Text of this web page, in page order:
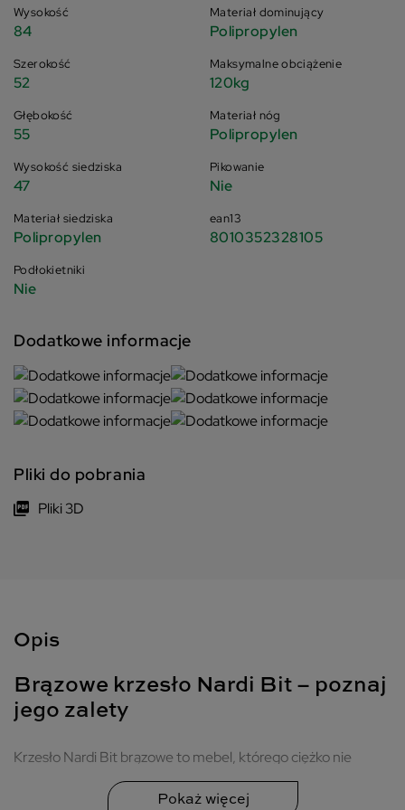
Wysokość
84
Szerokość
52
Głębokość
55
Wysokość siedziska
47
Materiał siedziska
Polipropylen
Podłokietniki
Nie
Materiał dominujący
Polipropylen
Maksymalne obciążenie
120kg
Materiał nóg
Polipropylen
Pikowanie
Nie
ean13
8010352328105
Dodatkowe informacje
Pliki do pobrania
Pliki 3D
Opis
Brązowe krzesło Nardi Bit – poznaj
jego zalety
Krzesło Nardi Bit brązowe to mebel, którego ciężko nie
pokochać. Model ten jest niezwykle uniwersalny, trwały i
zaprojektowany z dbałością o nawet najmniejszy detal.